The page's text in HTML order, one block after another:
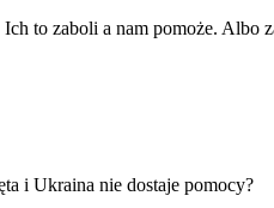
to zaboli a nam pomoże. Albo
i Ukraina nie dostaje pomocy?